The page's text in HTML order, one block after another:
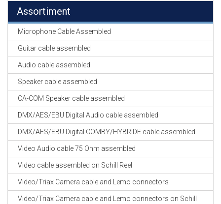
Assortiment
Microphone Cable Assembled
Guitar cable assembled
Audio cable assembled
Speaker cable assembled
CA-COM Speaker cable assembled
DMX/AES/EBU Digital Audio cable assembled
DMX/AES/EBU Digital COMBY/HYBRIDE cable assembled
Video Audio cable 75 Ohm assembled
Video cable assembled on Schill Reel
Video/Triax Camera cable and Lemo connectors
Video/Triax Camera cable and Lemo connectors on Schill